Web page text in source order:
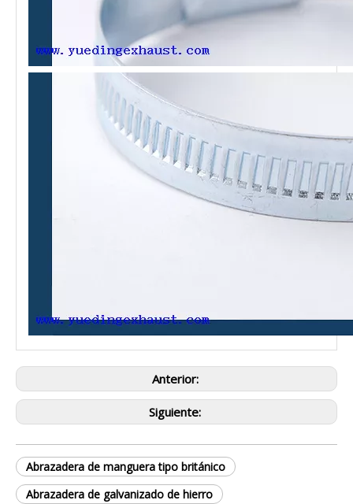
Anterior:
Siguiente:
Abrazadera de manguera tipo británico
Abrazadera de galvanizado de hierro